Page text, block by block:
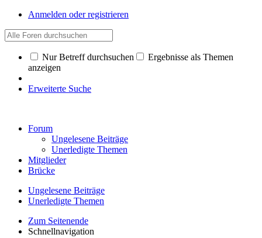
Anmelden oder registrieren
Nur Betreff durchsuchen
Ergebnisse als Themen
anzeigen
Erweiterte Suche
Forum
Ungelesene Beiträge
Unerledigte Themen
Mitglieder
Brücke
Ungelesene Beiträge
Unerledigte Themen
Zum Seitenende
Schnellnavigation